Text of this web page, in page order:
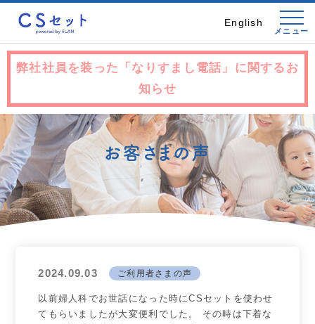
English
メニュー
弊社社員を装った「なりすまし電話」に関するお
知らせ
お客さまの声
2024.09.03 ご利用者さまの声
以前婦人科でお世話になった時にCSセットを使わせ
てもらいましたが大変便利でした。 その時は下着な